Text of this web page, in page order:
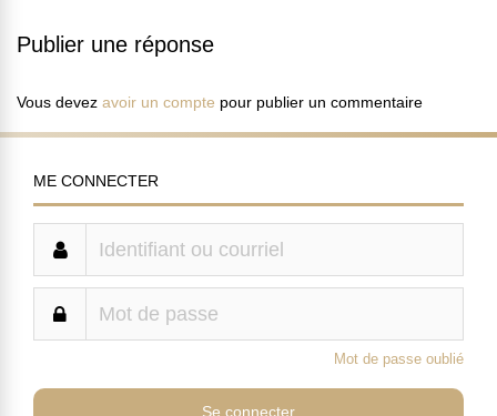
Publier une réponse
Vous devez avoir un compte pour publier un commentaire
ME CONNECTER
Mot de passe oublié